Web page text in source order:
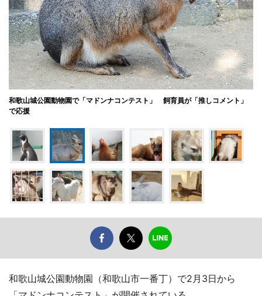
和歌山城公園動物園で「マドンナコンテスト」 飼育員が「推しコメント」
で応援
和歌山城公園動物園（和歌山市一番丁）で2月3日から